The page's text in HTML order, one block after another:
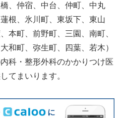
、仲宿、中台、仲町、中丸
根、氷川町、東坂下、東山
本町、前野町、三園、南町、
和町、弥生町、四葉、若木）
科・整形外科のかかりつけ医
てまいります。